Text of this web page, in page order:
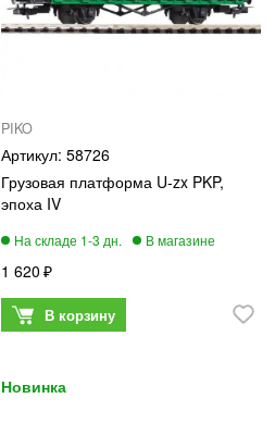
PIKO
58726
Грузовая платформа U-zx PKP,
эпоха IV
1 620